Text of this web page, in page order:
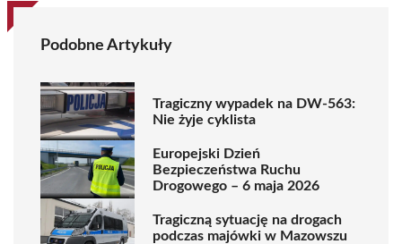
Podobne Artykuły
Tragiczny wypadek na DW-563:
Nie żyje cyklista
Europejski Dzień
Bezpieczeństwa Ruchu
Drogowego – 6 maja 2026
Tragiczną sytuację na drogach
podczas majówki w Mazowszu